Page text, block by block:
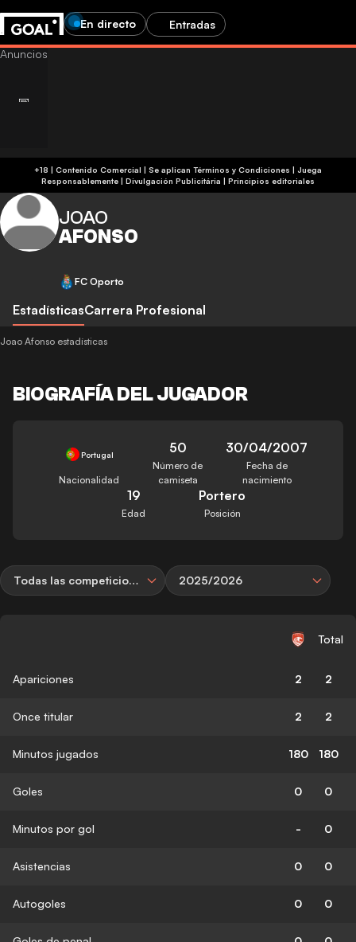
En directo Entradas
+18 | Contenido Comercial | Se aplican Términos y Condiciones | Juega
Responsablemente | Divulgación Publicitária | Principios editoriales
JOAO
AFONSO
FC Oporto
EstadísticasCarrera Profesional
Joao Afonso estadísticas
BIOGRAFÍA DEL JUGADOR
Portugal
Nacionalidad
50
Número de
camiseta
30/04/2007
Fecha de
nacimiento
19
Edad
Portero
Posición
Todas las competiciones 2025/2026
Total
Apariciones 2 2
Once titular 2 2
Minutos jugados 180 180
Goles 0 0
Minutos por gol - 0
Asistencias 0 0
Autogoles 0 0